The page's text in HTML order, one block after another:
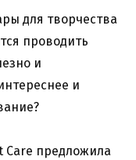
для творчества
проводить
и
и
Care предложила